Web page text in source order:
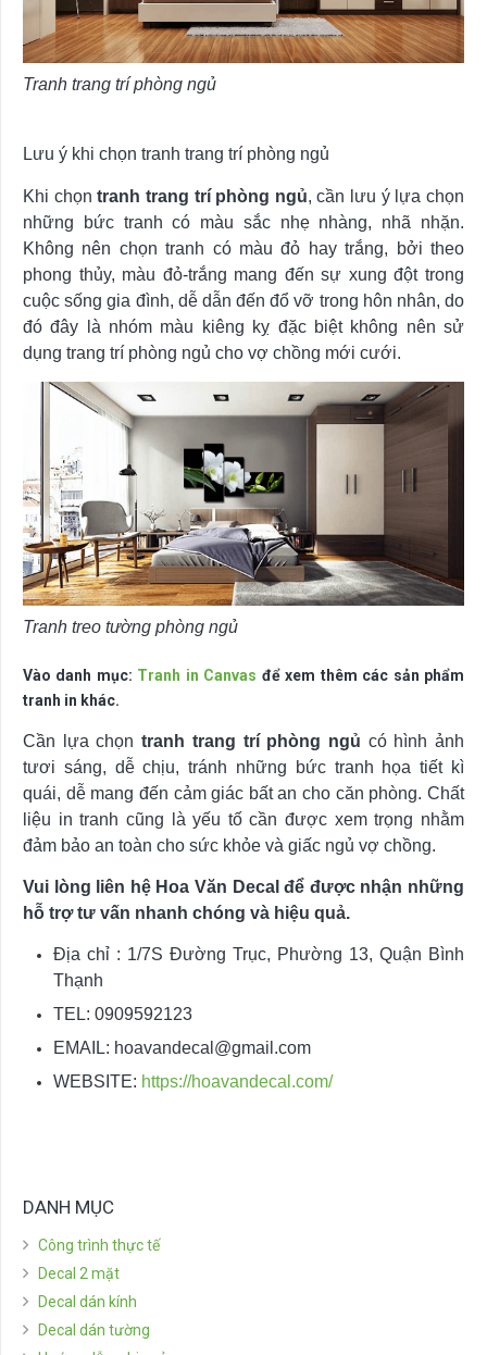
Tranh trang trí phòng ngủ
Lưu ý khi chọn tranh trang trí phòng ngủ
Khi chọntranh trang trí phòng ngủ, cần lưu ý lựa chọn
những bức tranh có màu sắc nhẹ nhàng, nhã nhặn.
Không nên chọn tranh có màu đỏ hay trắng, bởi theo
phong thủy, màu đỏ-trắng mang đến sự xung đột trong
cuộc sống gia đình, dễ dẫn đến đổ vỡ trong hôn nhân, do
đó đây là nhóm màu kiêng kỵ đặc biệt không nên sử
dụng trang trí phòng ngủ cho vợ chồng mới cưới.
Tranh treo tường phòng ngủ
Vào danh mục: Tranh in Canvas để xem thêm các sản phẩm
tranh in khác.
Cần lựa chọntranh trang trí phòng ngủ có hình ảnh
tươi sáng, dễ chịu, tránh những bức tranh họa tiết kì
quái, dễ mang đến cảm giác bất an cho căn phòng. Chất
liệu in tranh cũng là yếu tố cần được xem trọng nhằm
đảm bảo an toàn cho sức khỏe và giấc ngủ vợ chồng.
Vui lòng liên hệ Hoa Văn Decal để được nhận những
hỗ trợ tư vấn nhanh chóng và hiệu quả.
Địa chỉ : 1/7S Đường Trục, Phường 13, Quận Bình
Thạnh
TEL: 0909592123
EMAIL: hoavandecal@gmail.com
WEBSITE: https://hoavandecal.com/
DANH MỤC
Công trình thực tế
Decal 2 mặt
Decal dán kính
Decal dán tường